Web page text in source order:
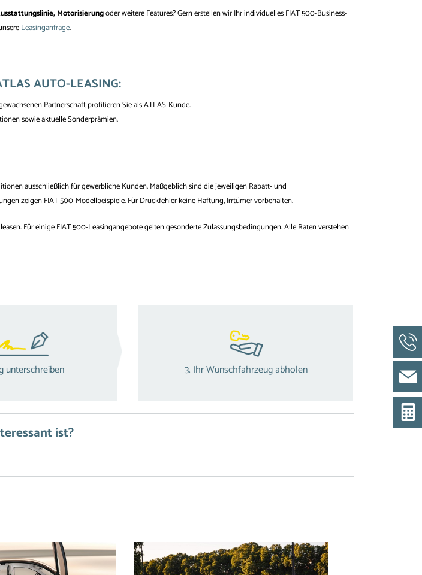
Motorisierungoder weitere Features? Gern erstellen wir Ihr individuelles FIAT 500-Business-
Leasinganfrage.
AUTO-LEASING:
Partnerschaft profitieren Sie als ATLAS-Kunde.
sowie aktuelle Sonderprämien.
ausschließlich für gewerbliche Kunden. Maßgeblich sind die jeweiligen Rabatt- und
zeigen FIAT 500-Modellbeispiele. Für Druckfehler keine Haftung, Irrtümer vorbehalten.
Für einige FIAT 500-Leasingangebote gelten gesonderte Zulassungsbedingungen. Alle Raten verstehen
unterschreiben 3. Ihr Wunschfahrzeug abholen
ist?